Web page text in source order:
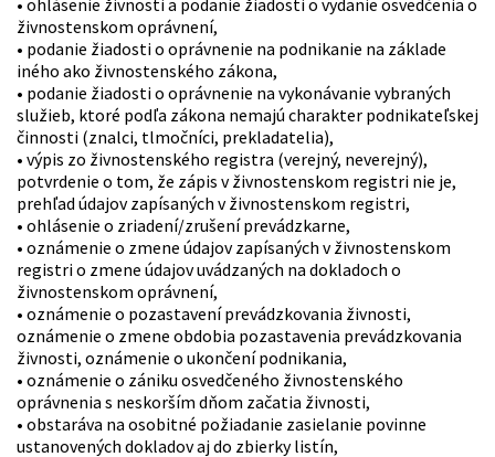
• ohlásenie živnosti a podanie žiadosti o vydanie osvedčenia o
živnostenskom oprávnení,
• podanie žiadosti o oprávnenie na podnikanie na základe
iného ako živnostenského zákona,
• podanie žiadosti o oprávnenie na vykonávanie vybraných
služieb, ktoré podľa zákona nemajú charakter podnikateľskej
činnosti (znalci, tlmočníci, prekladatelia),
• výpis zo živnostenského registra (verejný, neverejný),
potvrdenie o tom, že zápis v živnostenskom registri nie je,
prehľad údajov zapísaných v živnostenskom registri,
• ohlásenie o zriadení/zrušení prevádzkarne,
• oznámenie o zmene údajov zapísaných v živnostenskom
registri o zmene údajov uvádzaných na dokladoch o
živnostenskom oprávnení,
• oznámenie o pozastavení prevádzkovania živnosti,
oznámenie o zmene obdobia pozastavenia prevádzkovania
živnosti, oznámenie o ukončení podnikania,
• oznámenie o zániku osvedčeného živnostenského
oprávnenia s neskorším dňom začatia živnosti,
• obstaráva na osobitné požiadanie zasielanie povinne
ustanovených dokladov aj do zbierky listín,